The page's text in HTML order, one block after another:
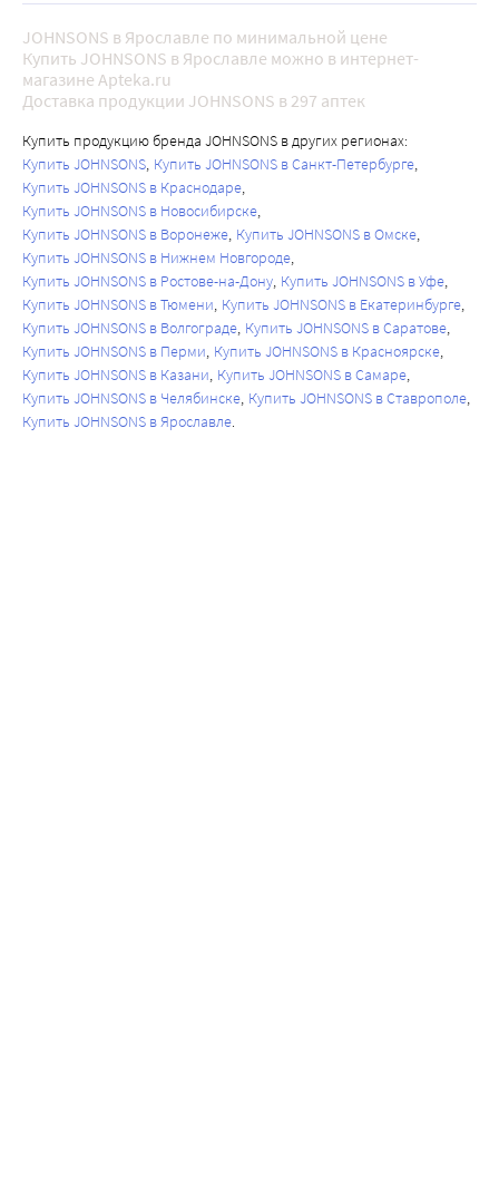
JOHNSONS в Ярославле по минимальной цене
Купить JOHNSONS в Ярославле можно в интернет-
магазине Apteka.ru
Доставка продукции JOHNSONS в 297 аптек
Купить продукцию бренда JOHNSONS в других регионах:
Купить JOHNSONS Купить JOHNSONS в Санкт-Петербурге
Купить JOHNSONS в Краснодаре
Купить JOHNSONS в Новосибирске
Купить JOHNSONS в Воронеже Купить JOHNSONS в Омске
Купить JOHNSONS в Нижнем Новгороде
Купить JOHNSONS в Ростове-на-Дону Купить JOHNSONS в Уфе
Купить JOHNSONS в Тюмени Купить JOHNSONS в Екатеринбурге
Купить JOHNSONS в Волгограде Купить JOHNSONS в Саратове
Купить JOHNSONS в Перми Купить JOHNSONS в Красноярске
Купить JOHNSONS в Казани Купить JOHNSONS в Самаре
Купить JOHNSONS в Челябинске Купить JOHNSONS в Ставрополе
Купить JOHNSONS в Ярославле